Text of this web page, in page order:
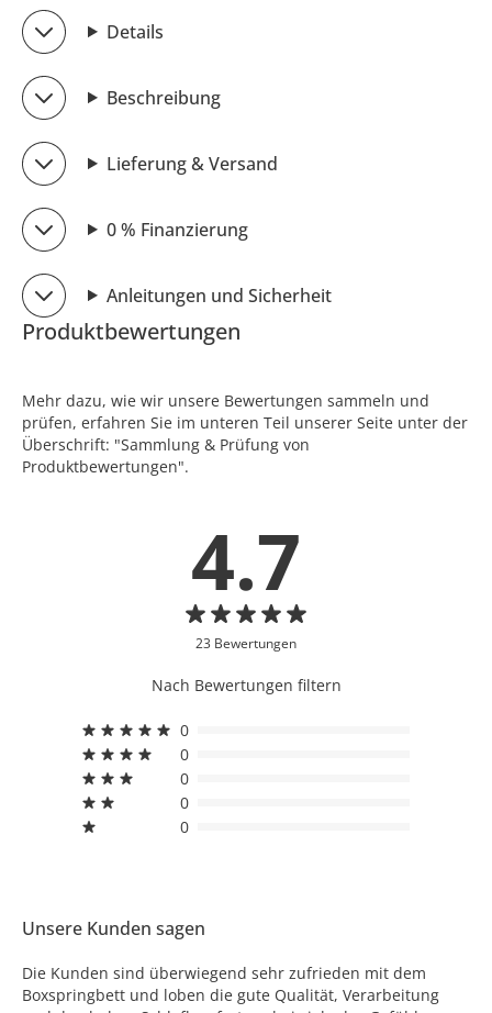
Details
Beschreibung
Lieferung & Versand
0 % Finanzierung
Anleitungen und Sicherheit
Produktbewertungen
Mehr dazu, wie wir unsere Bewertungen sammeln und
prüfen, erfahren Sie im unteren Teil unserer Seite unter der
Überschrift: "Sammlung & Prüfung von
Produktbewertungen".
4.7
23 Bewertungen
Nach Bewertungen filtern
0
0
0
0
0
Unsere Kunden sagen
Die Kunden sind überwiegend sehr zufrieden mit dem
Boxspringbett und loben die gute Qualität, Verarbeitung